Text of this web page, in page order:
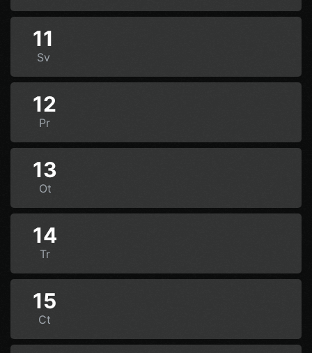
11
Sv
12
Pr
13
Ot
14
Tr
15
Ct